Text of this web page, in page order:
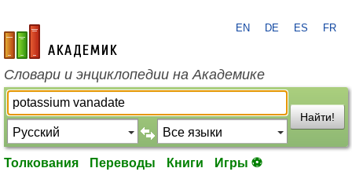
academic.ru
EN DE ES FR
Словари и энциклопедии на Академике
Найти!
Толкования Переводы Книги Игры ⚽